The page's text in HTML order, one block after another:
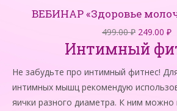
ВЕБИНАР «Здоровье
499.00₽
цена
499.00 ₽.
249.00 ₽
Интимный
Не забудьте про интимный фитнес!
интимных мышц рекомендую
яички разного диаметра. К ним можно